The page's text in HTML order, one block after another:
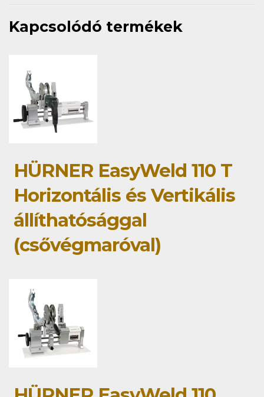
Kapcsolódó termékek
HÜRNER EasyWeld 110 T
Horizontális és Vertikális
állíthatósággal
(csővégmaróval)